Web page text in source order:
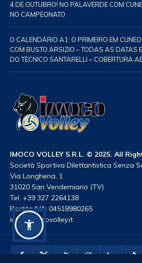
4 DE OUTUBRO! NO PALAVERDE COM
NO CAMPEONATO
O CALENDÁRIO A1: O PRIMEIRO EM
COM BUSTO ARSIZIO – TODAS AS DATAS
DO TÉCNICO SANTARELLI – COBERTURA
IMOCO VOLLEY S.R.L. © 2025. All
Società Sportiva Dilettantistica Senza
Via Longhena, 1
31020 San Vendemiano (TV)
Tel. +39 327 2264138
Partita IVA: 04518980265
info@imocovolley.it